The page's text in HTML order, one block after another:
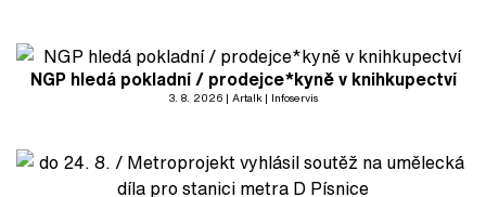
NGP hledá pokladní / prodejce*kyně v knihkupectví
3. 8. 2026 Artalk Infoservis